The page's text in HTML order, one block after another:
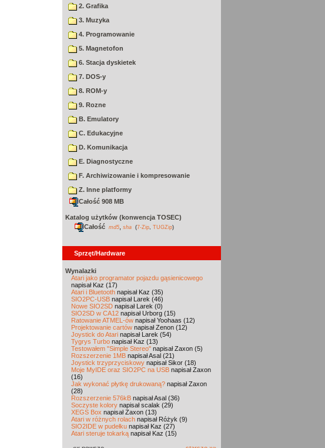
2. Grafika
3. Muzyka
4. Programowanie
5. Magnetofon
6. Stacja dyskietek
7. DOS-y
8. ROM-y
9. Rozne
B. Emulatory
C. Edukacyjne
D. Komunikacja
E. Diagnostyczne
F. Archiwizowanie i kompresowanie
Z. Inne platformy
Całość 908 MB
Katalog użytków (konwencja TOSEC)
Całość md5 sha (7-Zip TUGZip)
Sprzęt/Hardware
Wynalazki
Atari jako programator pojazdu gąsienicowego
napisał Kaz (17)
Atari i Bluetooth napisał Kaz (35)
SIO2PC-USB napisał Larek (46)
Nowe SIO2SD napisał Larek (0)
SIO2SD w CA12 napisał Urborg (15)
Ratowanie ATMEL-ów napisał Yoohaas (12)
Projektowanie cartów napisał Zenon (12)
Joystick do Atari napisał Larek (54)
Tygrys Turbo napisał Kaz (13)
Testowałem "Simple Stereo" napisał Zaxon (5)
Rozszerzenie 1MB napisał Asal (21)
Joystick trzyprzyciskowy napisał Sikor (18)
Moje MyIDE oraz SIO2PC na USB napisał Zaxon
(16)
Jak wykonać płytkę drukowaną? napisał Zaxon
(28)
Rozszerzenie 576kB napisał Asal (36)
Soczyste kolory napisał scalak (29)
XEGS Box napisał Zaxon (13)
Atari w różnych rolach napisał Różyk (9)
SIO2IDE w pudełku napisał Kaz (27)
Atari steruje tokarką napisał Kaz (15)